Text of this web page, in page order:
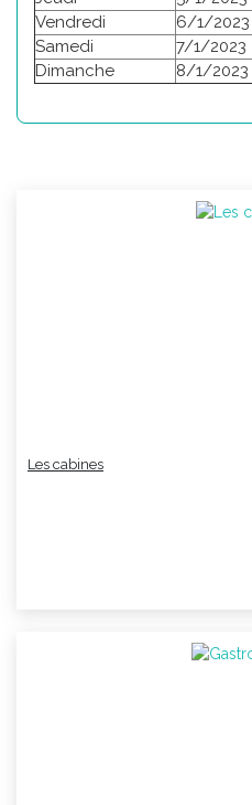
Vendredi
6/1/2023
Samedi
7/1/2023
Dimanche
8/1/2023
Les cabines